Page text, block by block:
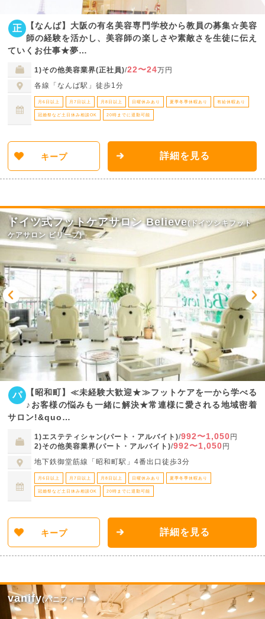
正
【なんば】大阪の有名美容専門学校から教員の募集☆美容
師の経験を活かし、美容師の楽しさや素敵さを生徒に伝え
ていくお仕事★夢…
1)その他美容業界(正社員)/22〜24万円
各線「なんば駅」徒歩1分
月6日以上 月7日以上 月8日以上 日曜休みあり 夏季冬季休暇あり 有給休暇あり
冠婚祭など土日休み相談OK 20時までに退勤可能
キープ 詳細を見る
ドイツ式フットケアサロン Believe(ドイツシキフット
ケアサロン ビリーブ)
パ
【昭和町】≪未経験大歓迎★≫フットケアを一から学べる
♪お客様の悩みも一緒に解決★常連様に愛される地域密着
サロン!&quo…
1)エステティシャン(パート・アルバイト)/992〜1,050 円
2)その他美容業界(パート・アルバイト)/992〜1,050 円
地下鉄御堂筋線「昭和町駅」4番出口徒歩3分
月6日以上 月7日以上 月8日以上 日曜休みあり 夏季冬季休暇あり
冠婚祭など土日休み相談OK 20時までに退勤可能
キープ 詳細を見る
vanify(バニフィー)